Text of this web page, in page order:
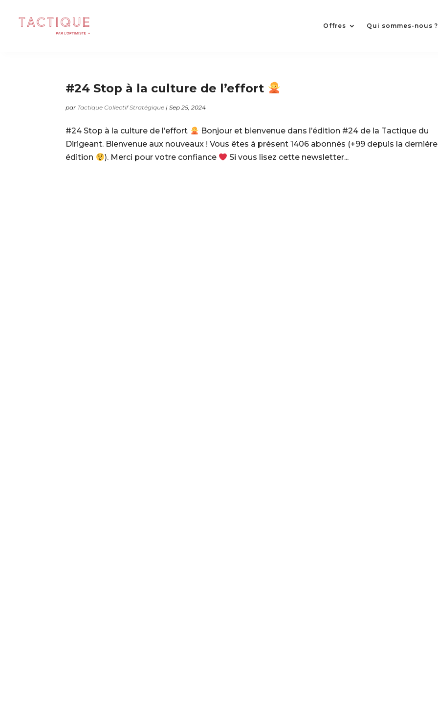
Offres Qui sommes-nous ?
#24 Stop à la culture de l’effort
par Tactique Collectif Stratégique |Sep 25, 2024
#24 Stop à la culture de l’effort
Bonjour et bienvenue dans l’édition #24 de la Tactique du
Dirigeant. Bienvenue aux nouveaux ! Vous êtes à présent 1406 abonnés (+99 depuis la dernière
édition
). Merci pour votre confiance Si vous lisez cette newsletter...